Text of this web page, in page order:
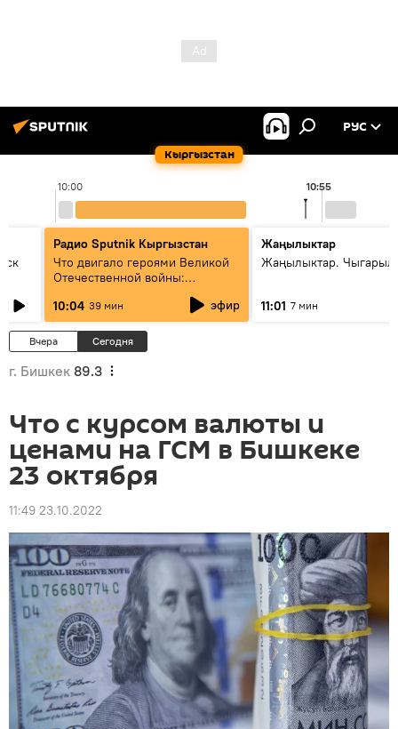
Кыргызстан
РУС
10:00 10:55
Радио Sputnik Кыргызстан
Что двигало героями Великой
Отечественной войны:
Тулебердиева
10:04 39 мин эфир
Жаңылыктар
Жаңылыктар.
11:01 7 мин
Вчера Сегодня
г. Бишкек 89.3
Что с курсом валюты и
ценами на ГСМ в Бишкеке
23 октября
11:49 23.10.2022